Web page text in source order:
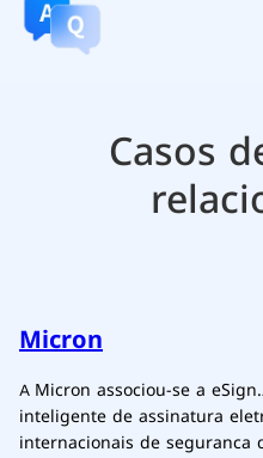
Casos
Micron
A Micron associou-se a
inteligente de assinatura
internacionais de seguranca